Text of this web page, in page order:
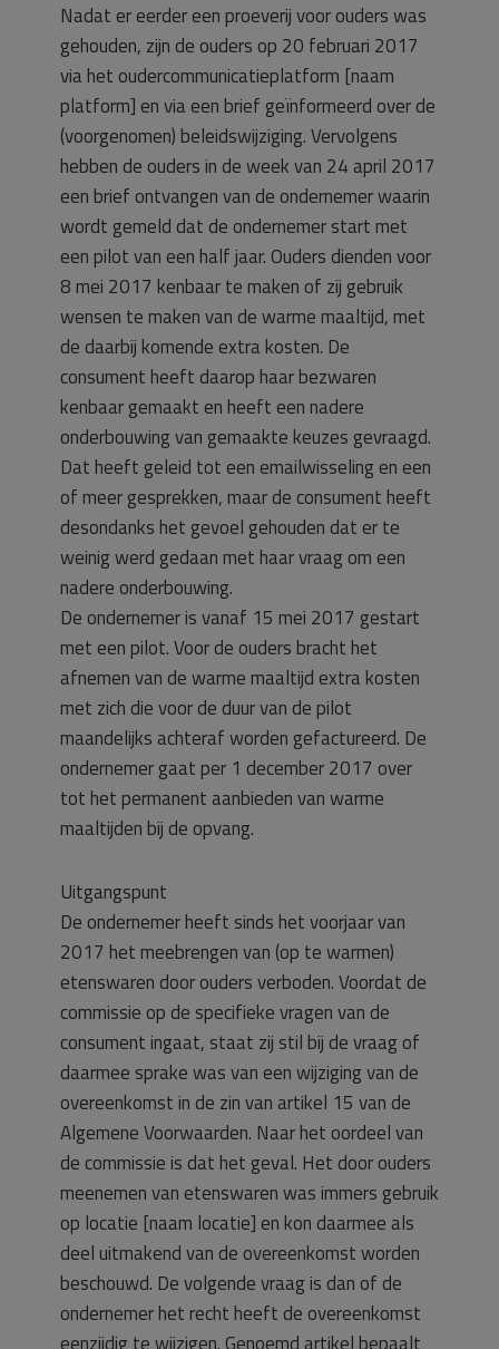
Nadat er eerder een proeverij voor ouders was
gehouden, zijn de ouders op 20 februari 2017
via het oudercommunicatieplatform [naam
platform] en via een brief geïnformeerd over de
(voorgenomen) beleidswijziging. Vervolgens
hebben de ouders in de week van 24 april 2017
een brief ontvangen van de ondernemer waarin
wordt gemeld dat de ondernemer start met
een pilot van een half jaar. Ouders dienden voor
8 mei 2017 kenbaar te maken of zij gebruik
wensen te maken van de warme maaltijd, met
de daarbij komende extra kosten. De
consument heeft daarop haar bezwaren
kenbaar gemaakt en heeft een nadere
onderbouwing van gemaakte keuzes gevraagd.
Dat heeft geleid tot een emailwisseling en een
of meer gesprekken, maar de consument heeft
desondanks het gevoel gehouden dat er te
weinig werd gedaan met haar vraag om een
nadere onderbouwing.
De ondernemer is vanaf 15 mei 2017 gestart
met een pilot. Voor de ouders bracht het
afnemen van de warme maaltijd extra kosten
met zich die voor de duur van de pilot
maandelijks achteraf worden gefactureerd. De
ondernemer gaat per 1 december 2017 over
tot het permanent aanbieden van warme
maaltijden bij de opvang.
Uitgangspunt
De ondernemer heeft sinds het voorjaar van
2017 het meebrengen van (op te warmen)
etenswaren door ouders verboden. Voordat de
commissie op de specifieke vragen van de
consument ingaat, staat zij stil bij de vraag of
daarmee sprake was van een wijziging van de
overeenkomst in de zin van artikel 15 van de
Algemene Voorwaarden. Naar het oordeel van
de commissie is dat het geval. Het door ouders
meenemen van etenswaren was immers gebruik
op locatie [naam locatie] en kon daarmee als
deel uitmakend van de overeenkomst worden
beschouwd. De volgende vraag is dan of de
ondernemer het recht heeft de overeenkomst